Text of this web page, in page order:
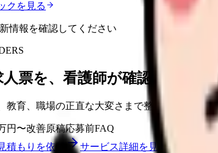
クを見る
情報を確認してください
票を、看護師が確認したい内
教育、職場の正直な大変さまで整理し、応募前
円〜改善原稿応募前FAQ
積もりを依頼
サービス詳細を見る